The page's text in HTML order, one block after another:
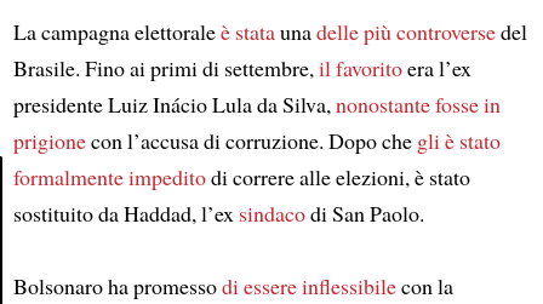
Article
La campagna elettoraleè stataunadelle più controversedel
Brasile. Fino ai primi di settembre,il favoritoera l’ex
presidente Luiz Inácio Lula da Silva,nonostantefosse in
prigionecon l’accusa di corruzione. Dopo che gli è stato
formalmente impeditodi correre alle elezioni, è stato
sostituito da Haddad, l’ex sindacodi San Paolo.
Bolsonaro ha promessodi essere inflessibilecon la